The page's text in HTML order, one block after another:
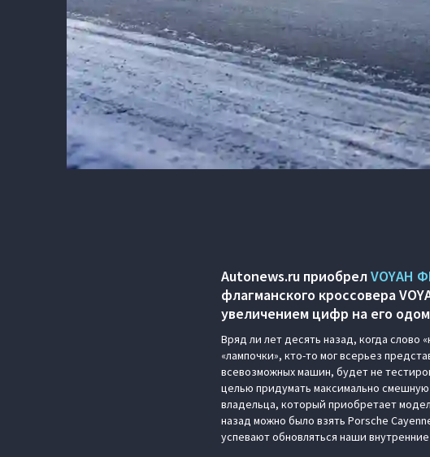
Autonews.ru приобрелVOYAH
флагманского кроссовера
увеличением цифр на его
Вряд ли лет десять назад, когда слово
«лампочки», кто-то мог всерьез
всевозможных машин, будет не
целью придумать максимально
владельца, который приобретает
назад можно было взять Porsche
успевают обновляться наши